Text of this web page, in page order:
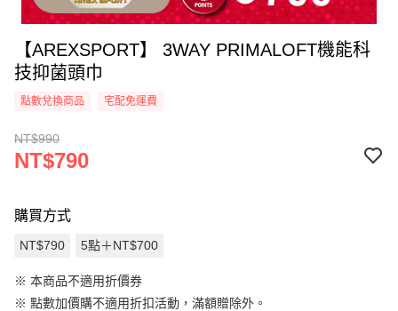
【AREXSPORT】 3WAY PRIMALOFT機能科
技抑菌頭巾
點數兌換商品 宅配免運費
NT$990
NT$790
購買方式
NT$790 5點＋NT$700
※ 本商品不適用折價券
※ 點數加價購不適用折扣活動，滿額贈除外。